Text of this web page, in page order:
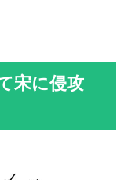
宋に侵攻